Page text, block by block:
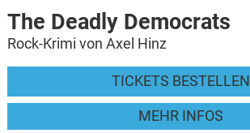
The Deadly Democrats
Rock-Krimi von Axel Hinz
TICKETS BESTELLEN
MEHR INFOS